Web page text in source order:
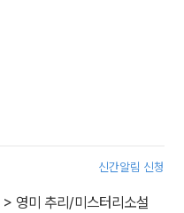
신간알림 신청
> 영미 추리/미스터리소설